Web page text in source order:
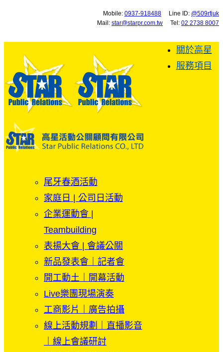
Mobile: 0937-918488 Line ID: @509rfjuk
Mail: star@starpr.com.tw Tel: 02 2738 8007
關於高星
服務項目
尾牙春酒活動
家庭日 | 公司日活動
企業運動會 |
Teambuilding
表揚大會 | 會議公關
新品發表會｜記者會
開工動土｜開幕活動
Live樂團現場演奏
工商影片｜廣告拍攝
線上活動規劃｜直播影音
｜線上會議研討